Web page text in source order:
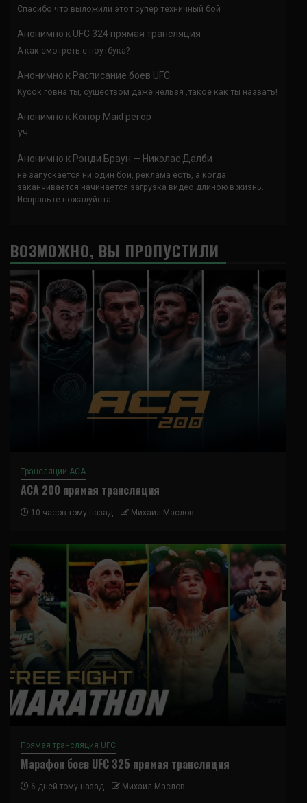
Спасибо что выложили этот супер техничный бой
Анонимно к UFC 324 прямая трансляция
А как смотреть с ноутбука?
Анонимно к Расписание боев UFC
Кусок говна ты, существом даже нельзя ,такое как ты назвать!
Анонимно к Конор МакГрегор
УЧ
Анонимно к Рэнди Браун — Николас Далби
не запускается ни один бой, реклама есть, а когда
заканчивается начинается загрузка видео длиною в жизнь.
Исправьте пожалуйста
ВОЗМОЖНО, ВЫ ПРОПУСТИЛИ
Трансляции ACA
ACA 200 прямая трансляция
10 часов тому назад Михаил Маслов
Прямая трансляция UFC
Марафон боев UFC 325 прямая трансляция
6 дней тому назад Михаил Маслов